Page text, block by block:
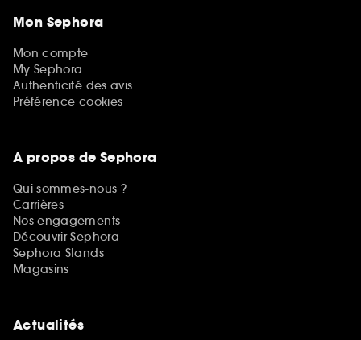
Mon Sephora
Mon compte
My Sephora
Authenticité des avis
Préférence cookies
A propos de Sephora
Qui sommes-nous ?
Carrières
Nos engagements
Découvrir Sephora
Sephora Stands
Magasins
Actualités